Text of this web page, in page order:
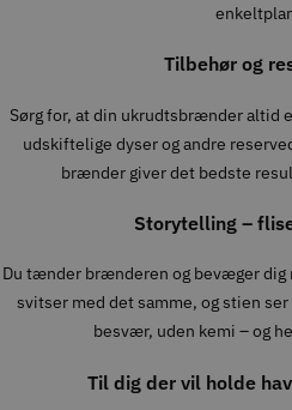
Tilbehør og
Sørg for, at din ukrudtsbrænder altid
udskiftelige dyser og andre
brænder giver det bedste
Storytelling –
Du tænder brænderen og bevæger
svitser med det samme, og stien
besvær, uden kemi – og
Til dig der vil holde